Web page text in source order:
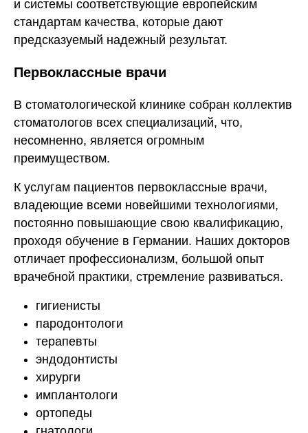
и системы соответствующие европейским
стандартам качества, которые дают
предсказуемый надежный результат.
Первоклассные врачи
В стоматологической клинике собран коллектив
стоматологов всех специализаций, что,
несомненно, является огромным
преимуществом.
К услугам пациентов первоклассные врачи,
владеющие всеми новейшими технологиями,
постоянно повышающие свою квалификацию,
проходя обучение в Германии. Наших докторов
отличает профессионализм, большой опыт
врачебной практики, стремление развиваться.
гигиенисты
пародонтологи
терапевты
эндодонтисты
хирурги
имплантологи
ортопеды